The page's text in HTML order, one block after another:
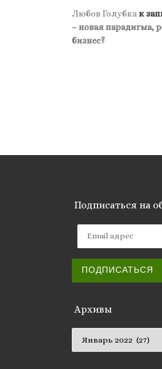
Любов Голубкак
– новая парадигма,
бизнес?
Подписаться на
ПОДПИСАТЬСЯ
Архивы